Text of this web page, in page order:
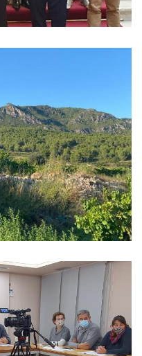
SETMANA DE
PENEDÈS
DE